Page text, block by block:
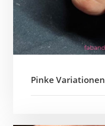
Pinke Variationen